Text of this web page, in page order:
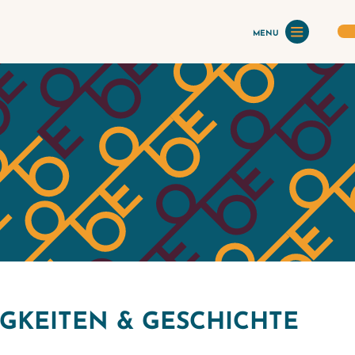
MENU
& GESCHICHTE